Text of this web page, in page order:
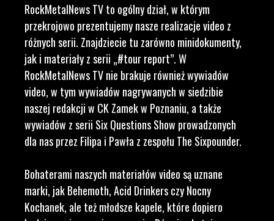
RockMetalNews TV to ogólny dział, w którym
przekrojowo prezentujemy nasze realizacje video z
różnych serii. Znajdziecie tu zarówno minidokumenty,
jak i materiały z serii „#tour report”. W
RockMetalNews TV nie brakuje również wywiadów
video, w tym wywiadów nagrywanych w siedzibie
naszej redakcji w CK Zamek w Poznaniu, a także
wywiadów z serii Six Questions Show prowadzonych
dla nas przez Filipa i Pawła z zespołu The Sixpounder.
Bohaterami naszych materiałów video są uznane
marki, jak Behemoth, Acid Drinkers czy Nocny
Kochanek, ale też młodsze kapele, które dopiero